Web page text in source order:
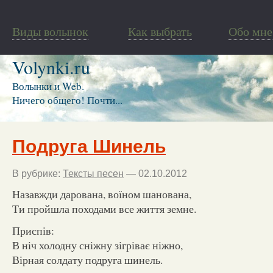
Виды волынок Как выбрать Обо мне
Volynki.ru
Волынки и Web.
Ничего общего! Почти...
Подруга Шинель
В рубрике: Тексты песен — 02.10.2012
Назавжди дарована, воїном шанована,
Ти пройшла походами все життя земне.
Приспів:
В ніч холодну сніжну зігріває ніжно,
Вірная солдату подруга шинель.